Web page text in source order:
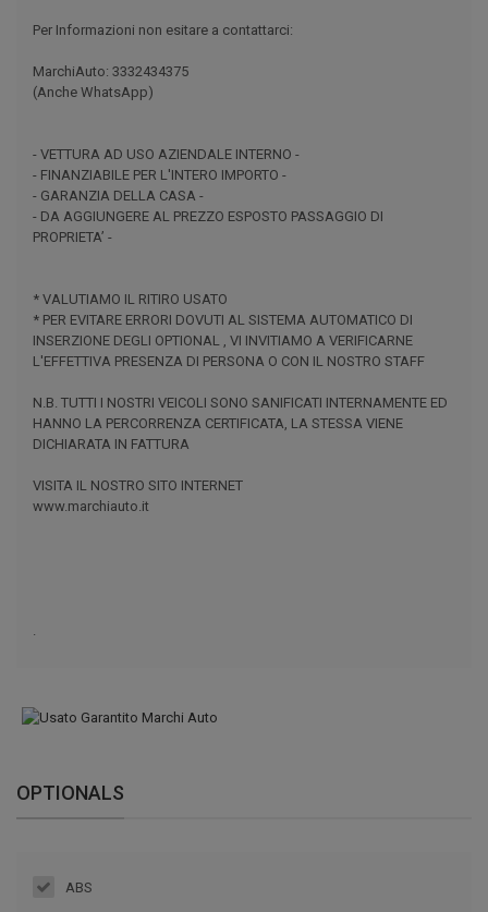
Per Informazioni non esitare a contattarci:
MarchiAuto: 3332434375
(Anche WhatsApp)
- VETTURA AD USO AZIENDALE INTERNO -
- FINANZIABILE PER L'INTERO IMPORTO -
- GARANZIA DELLA CASA -
- DA AGGIUNGERE AL PREZZO ESPOSTO PASSAGGIO DI
PROPRIETA’ -
* VALUTIAMO IL RITIRO USATO
* PER EVITARE ERRORI DOVUTI AL SISTEMA AUTOMATICO DI
INSERZIONE DEGLI OPTIONAL , VI INVITIAMO A VERIFICARNE
L'EFFETTIVA PRESENZA DI PERSONA O CON IL NOSTRO STAFF
N.B. TUTTI I NOSTRI VEICOLI SONO SANIFICATI INTERNAMENTE ED
HANNO LA PERCORRENZA CERTIFICATA, LA STESSA VIENE
DICHIARATA IN FATTURA
VISITA IL NOSTRO SITO INTERNET
www.marchiauto.it
.
OPTIONALS
ABS